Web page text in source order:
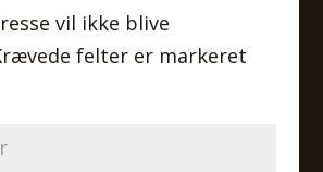
vil ikke blive
felter er markeret